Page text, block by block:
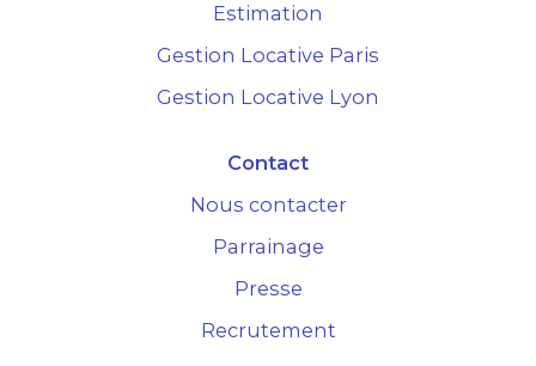
Estimation
Gestion Locative Paris
Gestion Locative Lyon
Contact
Nous contacter
Parrainage
Presse
Recrutement